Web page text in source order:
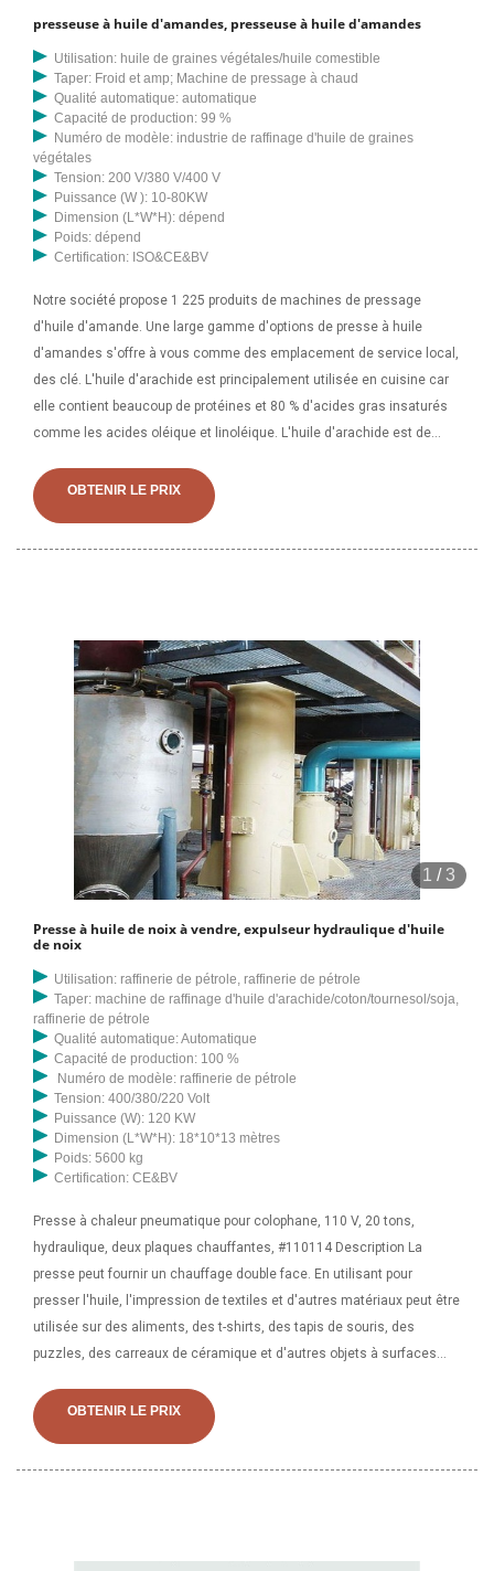
presseuse à huile d'amandes, presseuse à huile d'amandes
Utilisation: huile de graines végétales/huile comestible
Taper: Froid et amp; Machine de pressage à chaud
Qualité automatique: automatique
Capacité de production: 99 %
Numéro de modèle: industrie de raffinage d'huile de graines
végétales
Tension: 200 V/380 V/400 V
Puissance (W ): 10-80KW
Dimension (L*W*H): dépend
Poids: dépend
Certification: ISO&CE&BV
Notre société propose 1 225 produits de machines de pressage
d'huile d'amande. Une large gamme d'options de presse à huile
d'amandes s'offre à vous comme des emplacement de service local,
des clé. L'huile d'arachide est principalement utilisée en cuisine car
elle contient beaucoup de protéines et 80 % d'acides gras insaturés
comme les acides oléique et linoléique. L'huile d'arachide est de
est très délicieux. Machine de fabrication d’huile d’arachide/arachide.
Machines de fabrication d'huile d'arachide à vendre (60 ~ 850 kg/h)
OBTENIR LE PRIX
1 /3
Presse à huile de noix à vendre, expulseur hydraulique d'huile
de noix
Utilisation: raffinerie de pétrole, raffinerie de pétrole
Taper: machine de raffinage d'huile d'arachide/coton/tournesol/soja,
raffinerie de pétrole
Qualité automatique: Automatique
Capacité de production: 100 %
Numéro de modèle: raffinerie de pétrole
Tension: 400/380/220 Volt
Puissance (W): 120 KW
Dimension (L*W*H): 18*10*13 mètres
Poids: 5600 kg
Certification: CE&BV
Presse à chaleur pneumatique pour colophane, 110 V, 20 tons,
hydraulique, deux plaques chauffantes, #110114 Description La
presse peut fournir un chauffage double face. En utilisant pour
presser l'huile, l'impression de textiles et d'autres matériaux peut être
utilisée sur des aliments, des t-shirts, des tapis de souris, des
puzzles, des carreaux de céramique et d'autres objets à surfaces
transfert, la sublimation, etc. Paramètres Taille : 4,7"*4,7. Machine
d'extraction d'huile d'arachide/presse à huile d'amande de noix,
OBTENIR LE PRIX